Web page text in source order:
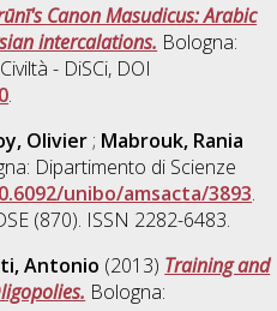
Canon Masudicus: Arabic
intercalations. Bologna:
- DiSCi, DOI
.
Olivier; Mabrouk, Rania
Dipartimento di Scienze
unibo/amsacta/3893.
(870). ISSN 2282-6483.
Antonio (2013) Training and
Bologna: